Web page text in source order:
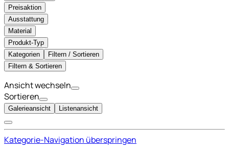
Preisaktion
Ausstattung
Material
Produkt-Typ
Kategorien
Filtern / Sortieren
Filtern & Sortieren
Ansicht wechseln
Sortieren
Galerieansicht Listenansicht
Kategorie-Navigation überspringen